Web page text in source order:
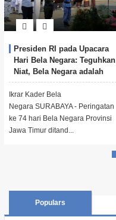
Presiden RI pada Upacara
Hari Bela Negara: Teguhkan
Niat, Bela Negara adalah
Upaya Bersama yang
Dilakukan oleh Seluruh
Komponen Bangsa
Ikrar Kader Bela
Negara SURABAYA - Peringatan
ke 74 hari Bela Negara Provinsi
Jawa Timur ditand...
Populars